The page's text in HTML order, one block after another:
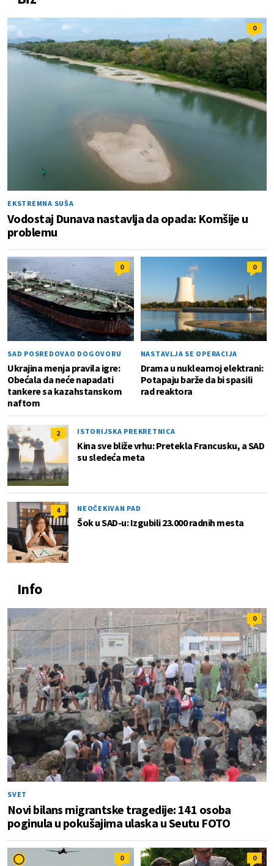
0
EKSTREMNA SUŠA
Vodostaj Dunava nastavlja da opada: Komšije u
problemu
0
SAD POSREDOVAO DOGOVORU
Ukrajina menja pravila igre:
Obećala da neće napadati
tankere sa kazahstanskom
naftom
0
NASTAVLJA SE OPERACIJA
Drama u nuklearnoj elektrani:
Potapaju barže da bi spasili
rad reaktora
2 ISTORIJSKA PREKRETNICA
Kina sve bliže vrhu: Pretekla Francusku, a SAD
su sledeća meta
4 NEOČEKIVAN PAD
Šok u SAD-u: Izgubili 23.000 radnih mesta
Info
0
SVET
Novi bilans migrantske tragedije: 141 osoba
poginula u pokušajima ulaska u Seutu FOTO
0 0